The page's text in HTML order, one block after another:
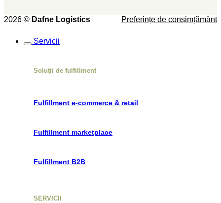
2026 © Dafne Logistics Preferințe de consimțământ
Servicii
Soluții de fulfillment
Fulfillment e-commerce & retail
Fulfillment marketplace
Fulfillment B2B
SERVICII